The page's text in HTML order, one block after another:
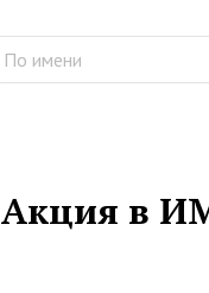
Акция в